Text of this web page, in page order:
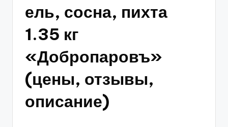
ель, сосна, пихта
1.35 кг
«Добропаровъ»
(цены, отзывы,
описание)